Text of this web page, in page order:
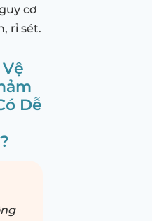
cơ
rỉ sét.
Dễ